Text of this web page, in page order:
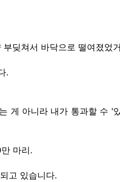
딪쳐서 바닥으로 떨여졌었
.
게 아니라 내가 통과할 수 '
마리.
고 있습니다.